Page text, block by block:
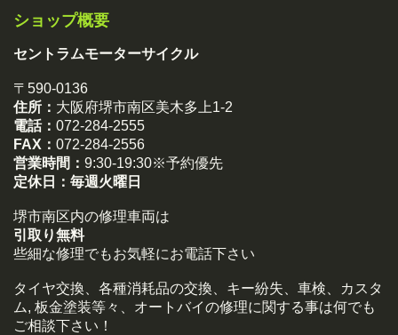
ショップ概要
セントラムモーターサイクル
〒590-0136
住所： 大阪府堺市南区美木多上1-2
電話： 072-284-2555
FAX： 072-284-2556
営業時間： 9:30-19:30※予約優先
定休日： 毎週火曜日
堺市南区内の修理車両は
引取り無料
些細な修理でもお気軽にお電話下さい
タイヤ交換、各種消耗品の交換、キー紛失、車検、カスタ
ム, 板金塗装等々、オートバイの修理に関する事は何でも
ご相談下さい！